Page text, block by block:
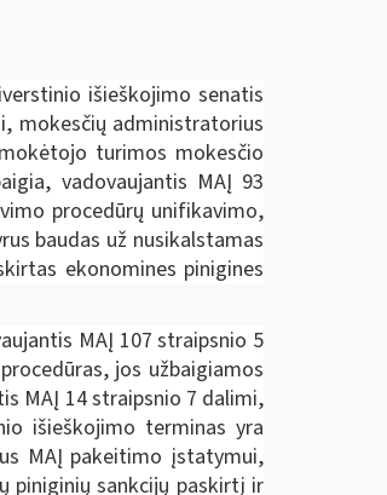
išieškojimo senatis
mokesčių administratorius
turimos mokesčio
vadovaujantis MAĮ 93
procedūrų unifikavimo,
baudas už nusikalstamas
ekonomines pinigines
MAĮ 107 straipsnio 5
jos užbaigiamos
MAĮ 14 straipsnio 7 dalimi,
išieškojimo terminas yra
MAĮ pakeitimo įstatymui,
piniginių sankcijų paskirtį ir